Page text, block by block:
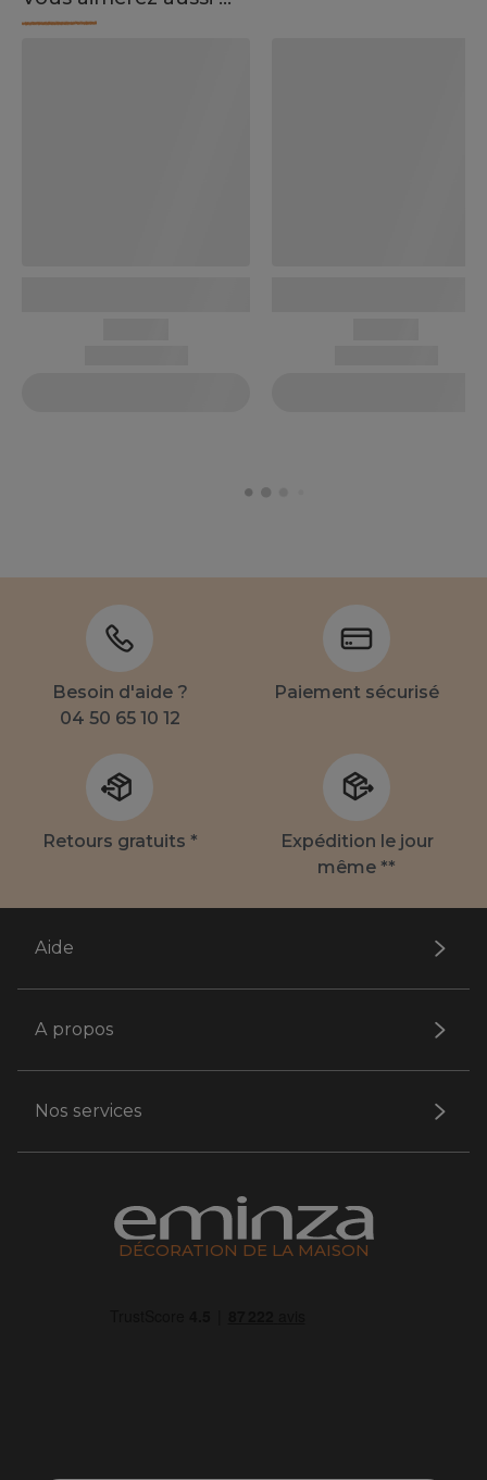
Besoin d'aide ?
04 50 65 10 12
Paiement sécurisé
Retours gratuits *
Expédition le jour
même **
Aide
A propos
Nos services
DÉCORATION DE LA MAISON